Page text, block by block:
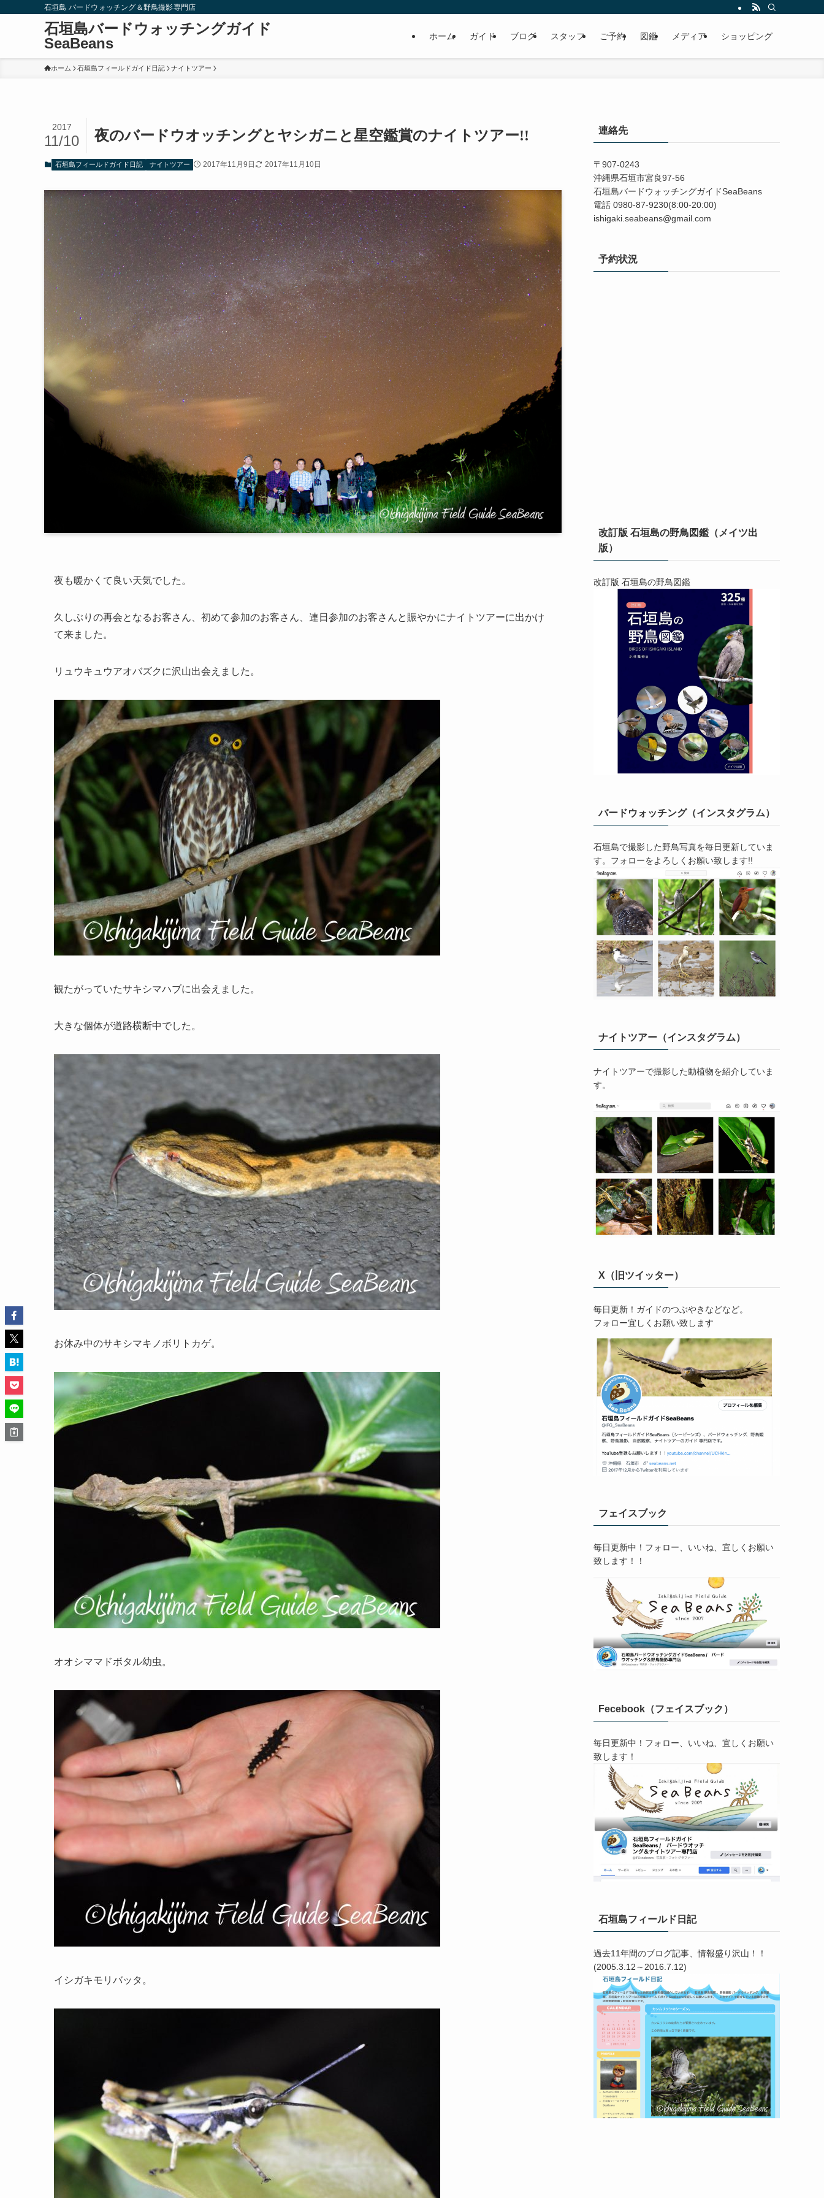
石垣島 バードウォッチング＆野鳥撮影専門店
石垣島バードウォッチングガイド
SeaBeans
ホーム ガイド ブログ スタッフ ご予約 図鑑 メディア ショッピング
ホーム 石垣島フィールドガイド日記 ナイトツアー
夜のバードウオッチングとヤシガニと星空鑑賞のナイトツアー!!
2017
11/10
石垣島フィールドガイド日記 ナイトツアー 2017年11月9日 2017年11月10日
夜も暖かくて良い天気でした。
久しぶりの再会となるお客さん、初めて参加のお客さん、連日参加のお客さんと賑やかにナイトツアーに出かけ
て来ました。
リュウキュウアオバズクに沢山出会えました。
観たがっていたサキシマハブに出会えました。
大きな個体が道路横断中でした。
お休み中のサキシマキノボリトカゲ。
オオシママドボタル幼虫。
イシガキモリバッタ。
連絡先
〒907-0243
沖縄県石垣市宮良97-56
石垣島バードウォッチングガイドSeaBeans
電話 0980-87-9230(8:00-20:00)
ishigaki.seabeans@gmail.com
予約状況
改訂版 石垣島の野鳥図鑑（メイツ出
版）
改訂版 石垣島の野鳥図鑑
バードウォッチング（インスタグラム）
石垣島で撮影した野鳥写真を毎日更新していま
す。フォローをよろしくお願い致します!!
ナイトツアー（インスタグラム）
ナイトツアーで撮影した動植物を紹介していま
す。
X（旧ツイッター）
毎日更新！ガイドのつぶやきなどなど。
フォロー宜しくお願い致します
フェイスブック
毎日更新中！フォロー、いいね、宜しくお願い
致します！！
Fecebook（フェイスブック）
毎日更新中！フォロー、いいね、宜しくお願い
致します！
石垣島フィールド日記
過去11年間のブログ記事、情報盛り沢山！！
(2005.3.12～2016.7.12)